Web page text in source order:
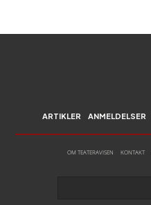
ARTIKLER ANMELDELSER
OM TEATERAVISEN KONTAKT